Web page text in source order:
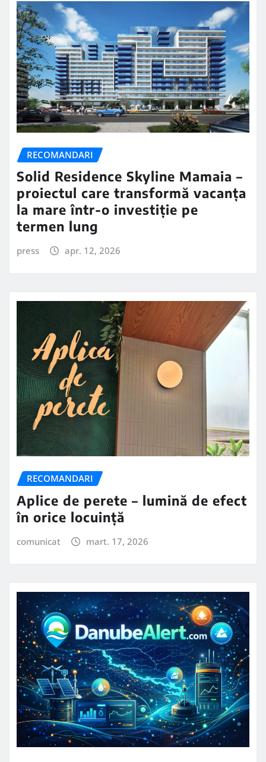
RECOMANDARI
Solid Residence Skyline Mamaia –
proiectul care transformă vacanța
la mare într-o investiție pe
termen lung
press apr. 12, 2026
RECOMANDARI
Aplice de perete – lumină de efect
în orice locuință
comunicat mart. 17, 2026